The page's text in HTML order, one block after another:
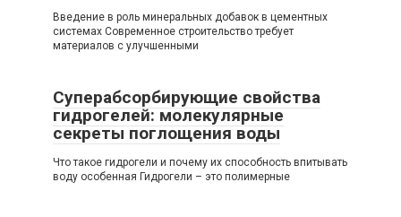
Введение в роль минеральных добавок в цементных
системах Современное строительство требует
материалов с улучшенными
Суперабсорбирующие свойства
гидрогелей: молекулярные
секреты поглощения воды
Что такое гидрогели и почему их способность впитывать
воду особенная Гидрогели – это полимерные